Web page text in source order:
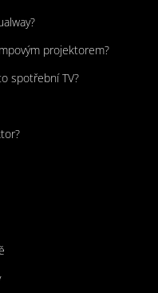
projektorem?
spotřební TV?